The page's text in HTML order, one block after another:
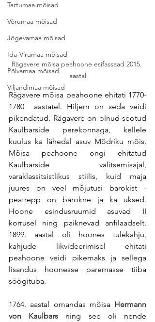
Tartumaa mõisad
Võrumaa mõisad
Jõgevamaa mõisad
Ida-Virumaa mõisad
Põlvamaa mõisad
Viljandimaa mõisad
Rägavere mõisa peahoone esifassaad 2015.
aastal
Rägavere mõisa peahoone ehitati 1770-
1780  aastatel. Hiljem on seda veidi
pikendatud. Rägavere on olnud seotud
Kaulbarside perekonnaga, kellele
kuulus ka lähedal asuv Mõdriku mõis.
Mõisa peahoone ongi ehitatud
Kaulbarside valitsemisajal,
varaklassitsistlikus stiilis, kuid maja
juures on veel mõjutusi barokist -
peatrepp on barokne ja ka uksed.
Hoone esindusruumid asuvad II
korrusel ning paiknevad anfilaadselt.
1899. aastal oli hoones tulekahju,
kahjude likvideerimisel ehitati
peahoone veidi pikemaks ja sellega
lisandus hoonesse paremasse tiiba
söögituba.
1764. aastal omandas mõisa Hermann
von Kaulbars ning see oli nende